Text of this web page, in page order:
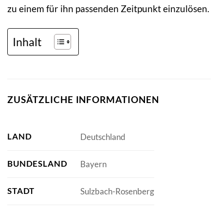
zu einem für ihn passenden Zeitpunkt einzulösen.
Inhalt
ZUSÄTZLICHE INFORMATIONEN
LAND Deutschland
BUNDESLAND Bayern
STADT Sulzbach-Rosenberg